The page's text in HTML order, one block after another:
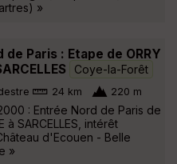
»
Paris : Etape de ORRY
Coye-la-Forêt
24 km 220 m
: Entrée Nord de Paris de
à SARCELLES, intérêt
d'Ecouen - Belle
»